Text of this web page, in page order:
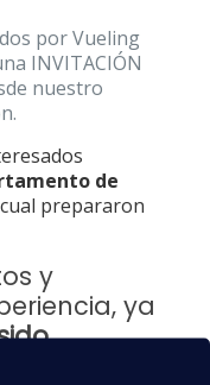
por Vueling
INVITACIÓN
nuestro
de
prepararon
y
ya